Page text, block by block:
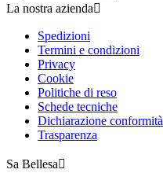
La nostra azienda
Spedizioni
Termini e condizioni
Privacy
Cookie
Politiche di reso
Schede tecniche
Dichiarazione conformità
Trasparenza
Sa Bellesa